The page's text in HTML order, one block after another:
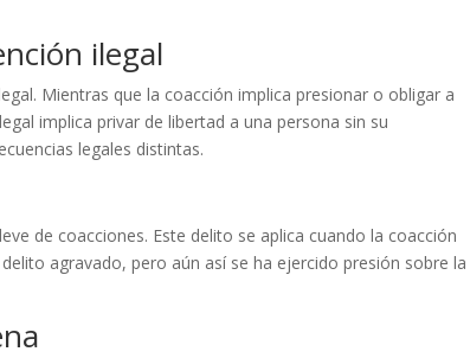
ilegal
Mientras que la coacción implica presionar o obligar a
implica privar de libertad a una persona sin su
legales distintas.
de coacciones. Este delito se aplica cuando la coacción
agravado, pero aún así se ha ejercido presión sobre la